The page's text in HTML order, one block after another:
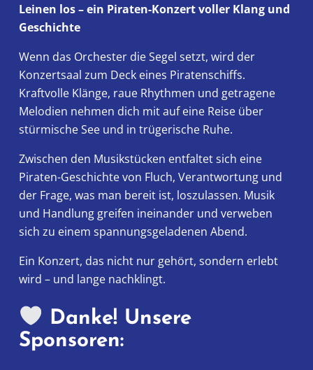
Leinen los – ein Piraten-Konzert voller Klang und
Geschichte
Wenn das Orchester die Segel setzt, wird der
Konzertsaal zum Deck eines Piratenschiffs.
Kraftvolle Klänge, raue Rhythmen und getragene
Melodien nehmen dich mit auf eine Reise über
stürmische See und in trügerische Ruhe.
Zwischen den Musikstücken entfaltet sich eine
Piraten-Geschichte von Fluch, Verantwortung und
der Frage, was man bereit ist, loszulassen. Musik
und Handlung greifen ineinander und verweben
sich zu einem spannungsgeladenen Abend.
Ein Konzert, das nicht nur gehört, sondern erlebt
wird – und lange nachklingt.
Danke! Unsere
Sponsoren: